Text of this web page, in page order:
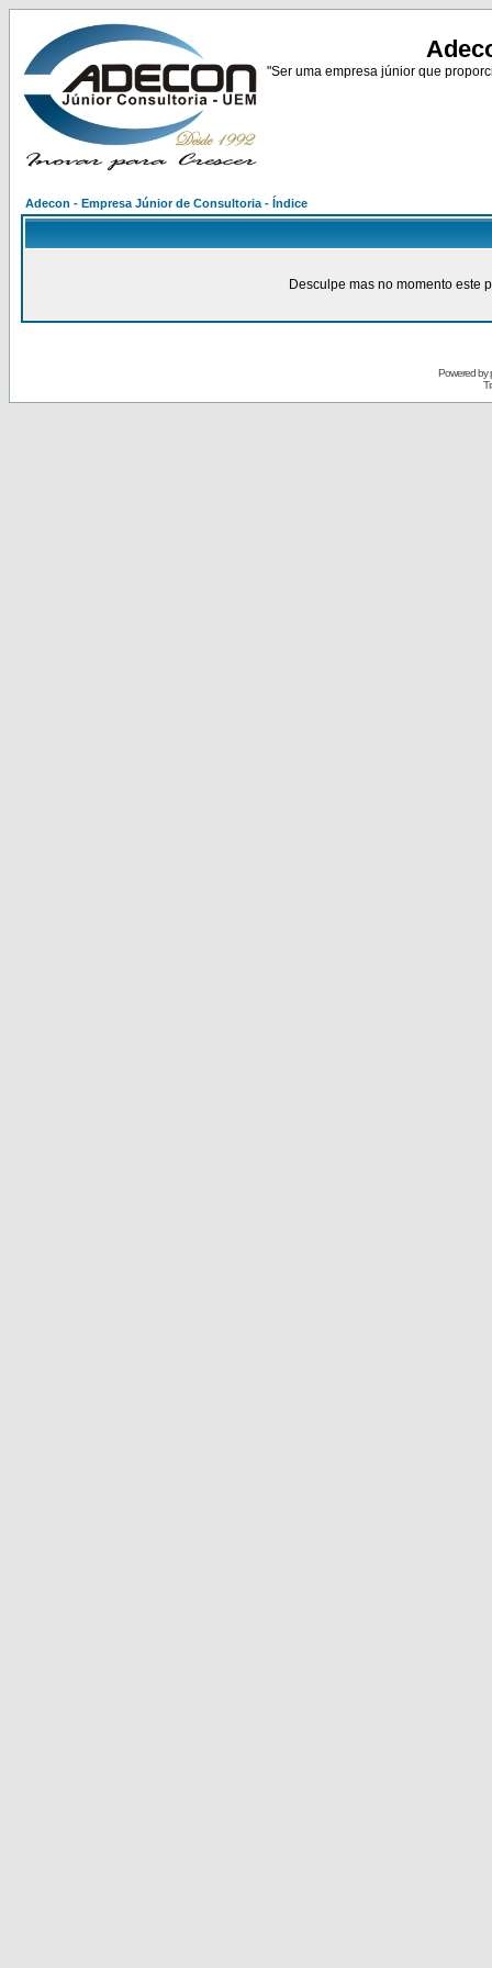
"Ser uma empresa júnior que
Adecon - Empresa Júnior de Consultoria - Índice
Desculpe mas no momento este
Powered by